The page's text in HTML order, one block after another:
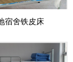
宿舍铁皮床